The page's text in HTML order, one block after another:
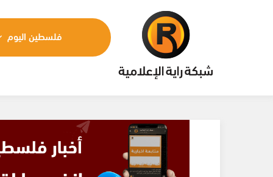
فلسطين اليوم